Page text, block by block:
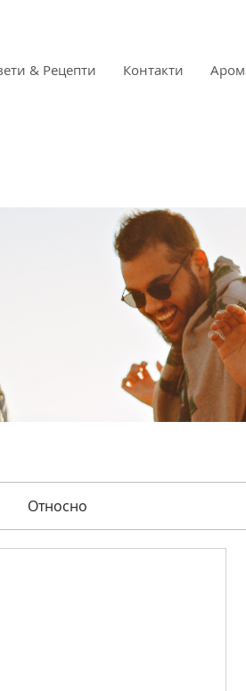
& Рецепти Контакти
Относно